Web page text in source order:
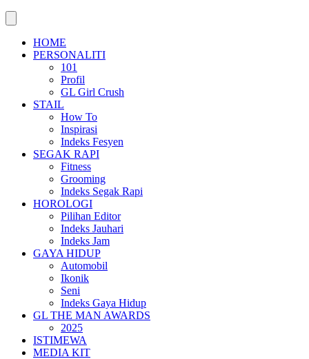
HOME
PERSONALITI
101
Profil
GL Girl Crush
STAIL
How To
Inspirasi
Indeks Fesyen
SEGAK RAPI
Fitness
Grooming
Indeks Segak Rapi
HOROLOGI
Pilihan Editor
Indeks Jauhari
Indeks Jam
GAYA HIDUP
Automobil
Ikonik
Seni
Indeks Gaya Hidup
GL THE MAN AWARDS
2025
ISTIMEWA
MEDIA KIT